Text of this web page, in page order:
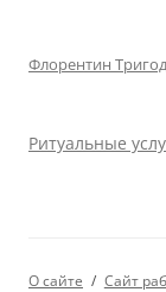
Флорентин
Ритуальные
О сайте Сайт